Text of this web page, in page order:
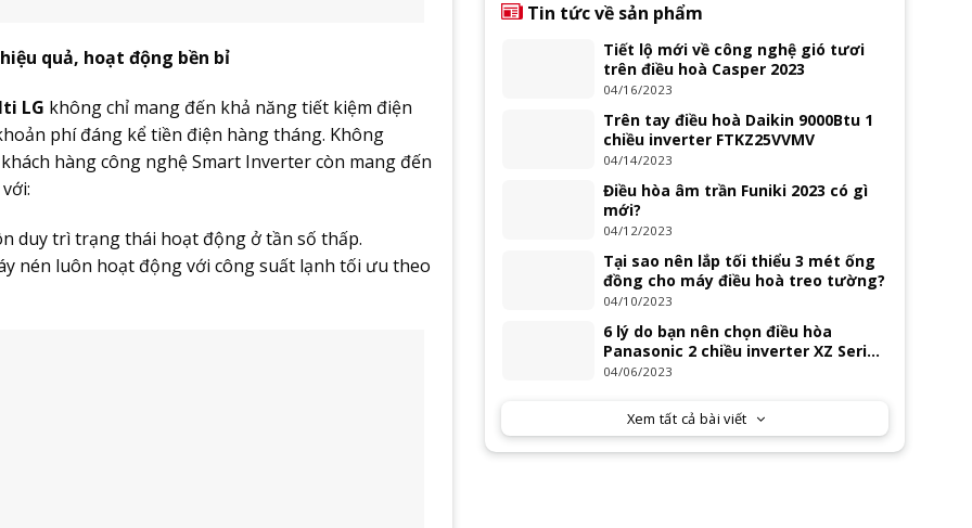
quả, hoạt động bền bỉ
LG không chỉ mang đến khả năng tiết kiệm điện
phí đáng kể tiền điện hàng tháng. Không
hàng công nghệ Smart Inverter còn mang đến
duy trì trạng thái hoạt động ở tần số thấp.
nén luôn hoạt động với công suất lạnh tối ưu theo
Tin tức về sản phẩm
Tiết lộ mới về công nghệ gió tươi
trên điều hoà Casper 2023
04/16/2023
Trên tay điều hoà Daikin 9000Btu 1
chiều inverter FTKZ25VVMV
04/14/2023
Điều hòa âm trần Funiki 2023 có gì
mới?
04/12/2023
Tại sao nên lắp tối thiểu 3 mét ống
đồng cho máy điều hoà treo tường?
04/10/2023
6 lý do bạn nên chọn điều hòa
Panasonic 2 chiều inverter XZ Series
2023
04/06/2023
Xem tất cả bài viết